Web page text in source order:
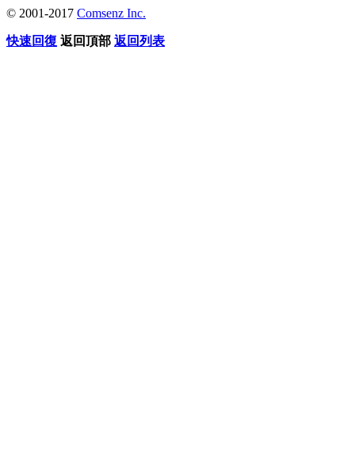
© 2001-2017 Comsenz Inc.
快速回復 返回頂部 返回列表